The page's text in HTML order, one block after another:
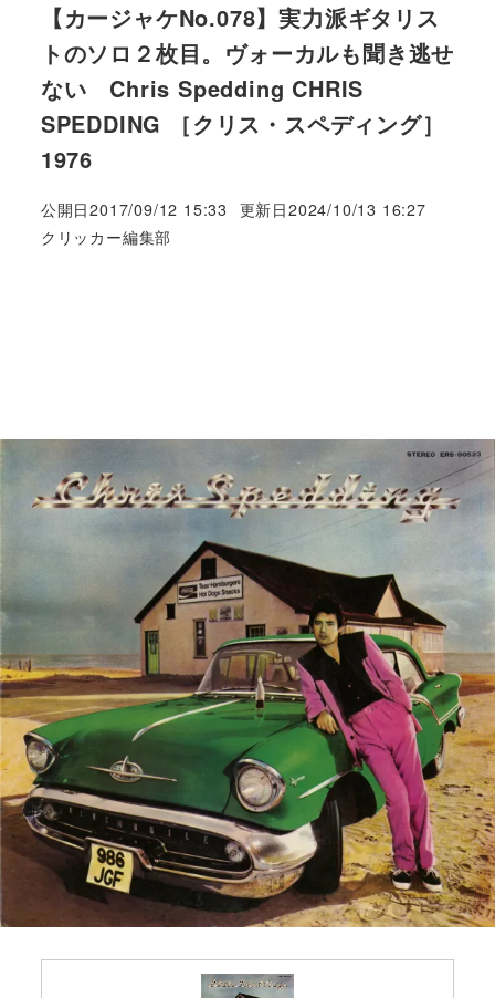
【カージャケNo.078】実力派ギタリス
トのソロ２枚目。ヴォーカルも聞き逃せ
ない Chris Spedding CHRIS
SPEDDING ［クリス・スペディング］
1976
公開日2017/09/12 15:33 更新日2024/10/13 16:27
著
クリッカー編集部